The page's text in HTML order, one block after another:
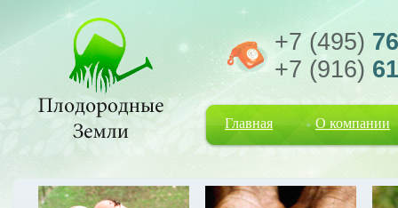
+7 (495)
+7 (916)
Главная О компании